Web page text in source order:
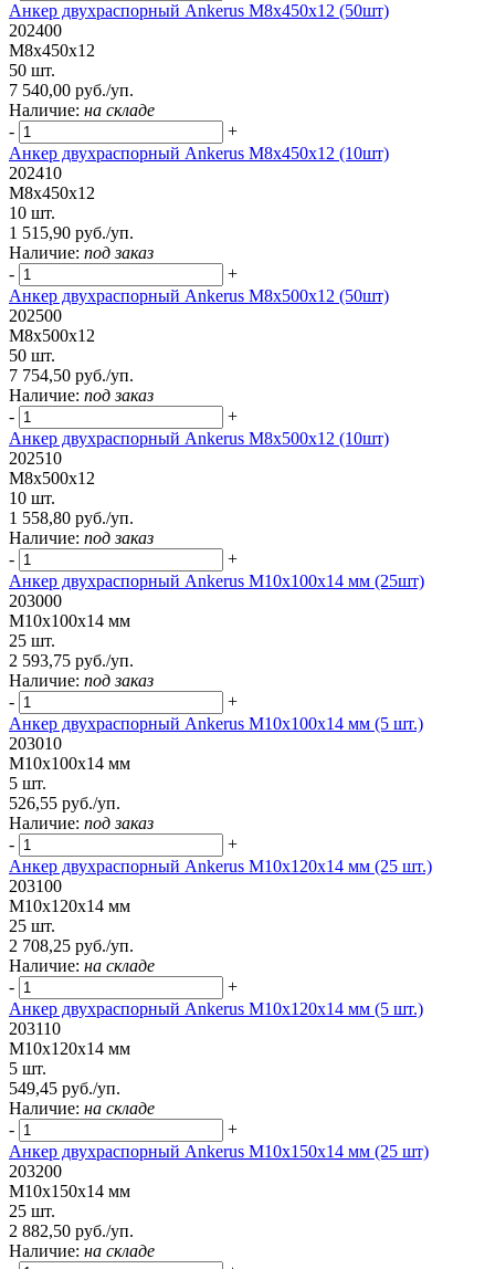
Анкер двухраспорный Ankerus М8х450х12 (50шт)
202400
М8х450х12
50 шт.
7 540,00 руб./уп.
Наличие: на складе
-
+
Анкер двухраспорный Ankerus М8х450х12 (10шт)
202410
М8х450х12
10 шт.
1 515,90 руб./уп.
Наличие: под заказ
-
+
Анкер двухраспорный Ankerus М8х500х12 (50шт)
202500
М8х500х12
50 шт.
7 754,50 руб./уп.
Наличие: под заказ
-
+
Анкер двухраспорный Ankerus М8х500х12 (10шт)
202510
М8х500х12
10 шт.
1 558,80 руб./уп.
Наличие: под заказ
-
+
Анкер двухраспорный Ankerus М10х100х14 мм (25шт)
203000
М10х100х14 мм
25 шт.
2 593,75 руб./уп.
Наличие: под заказ
-
+
Анкер двухраспорный Ankerus М10х100х14 мм (5 шт.)
203010
М10х100х14 мм
5 шт.
526,55 руб./уп.
Наличие: под заказ
-
+
Анкер двухраспорный Ankerus М10х120х14 мм (25 шт.)
203100
М10х120х14 мм
25 шт.
2 708,25 руб./уп.
Наличие: на складе
-
+
Анкер двухраспорный Ankerus М10х120х14 мм (5 шт.)
203110
М10х120х14 мм
5 шт.
549,45 руб./уп.
Наличие: на складе
-
+
Анкер двухраспорный Ankerus М10х150х14 мм (25 шт)
203200
М10х150х14 мм
25 шт.
2 882,50 руб./уп.
Наличие: на складе